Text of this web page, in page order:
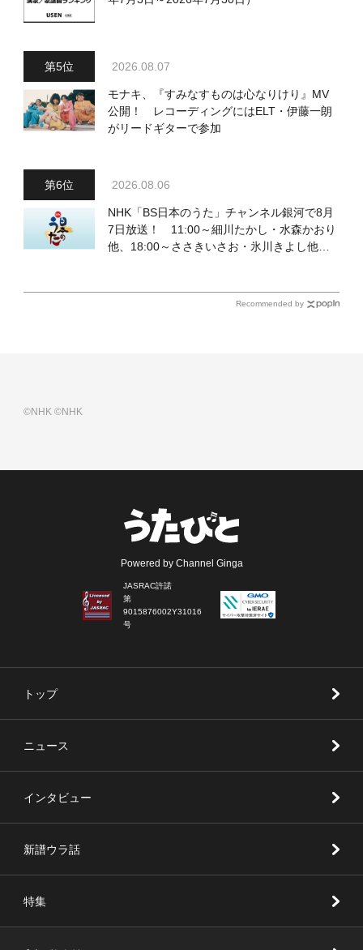
2026.08.07
モナキ、『すみなすものは心なりけり』MV
公開！ レコーディングにはELT・伊藤一朗
がリードギターで参加
2026.08.06
NHK「BS日本のうた」チャンネル銀河で8月
7日放送！ 11:00～細川たかし・水森かおり
他、18:00～ささきいさお・氷川きよし他登
Recommended by
©NHK©NHK
Powered by Channel Ginga
JASRAC許諾
第
9015876002Y31016
号
トップ
ニュース
インタビュー
新譜ウラ話
特集